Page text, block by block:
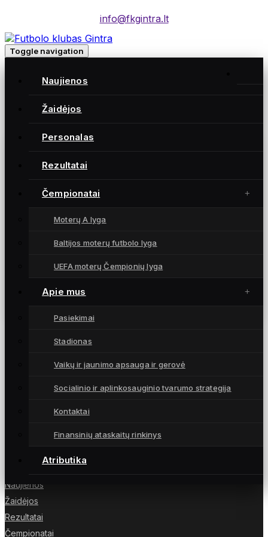
info@fkgintra.lt
Toggle navigation
Naujienos
Žaidėjos
Personalas
Rezultatai
Čempionatai
Moterų A lyga
Baltijos moterų futbolo lyga
UEFA moterų Čempionių lyga
Apie mus
Pasiekimai
Stadionas
Vaikų ir jaunimo apsauga ir gerovė
Socialinio ir aplinkosauginio tvarumo strategija
Kontaktai
Finansinių ataskaitų rinkinys
Atributika
Įrašai
Home
Gintra naujienos
Čempionės sezoną baigė 12-a pergale A
Lietuvos čempionės iš Šiaulių, atstovaujančios
NUORODOS
Naujienos
Žaidėjos
Rezultatai
Čempionatai